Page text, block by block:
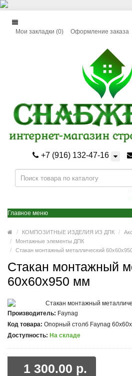
Мои закладки (0) Оформление заказа
+7 (916) 132-47-16
Главное меню
КОМПОЗИТНЫЕ ИЗДЕЛИЯ ИЗ ДПК
Монтажные элементы ДПК
Стакан монтажный металлический
Стакан монтажный
60x60x950 мм
Производитель: Faynag
Код товара: Опорный столб Faynag
Доступность: На складе
1 300.00 р.